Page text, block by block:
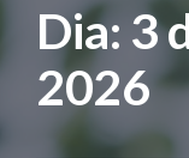
Dia: 3
2026